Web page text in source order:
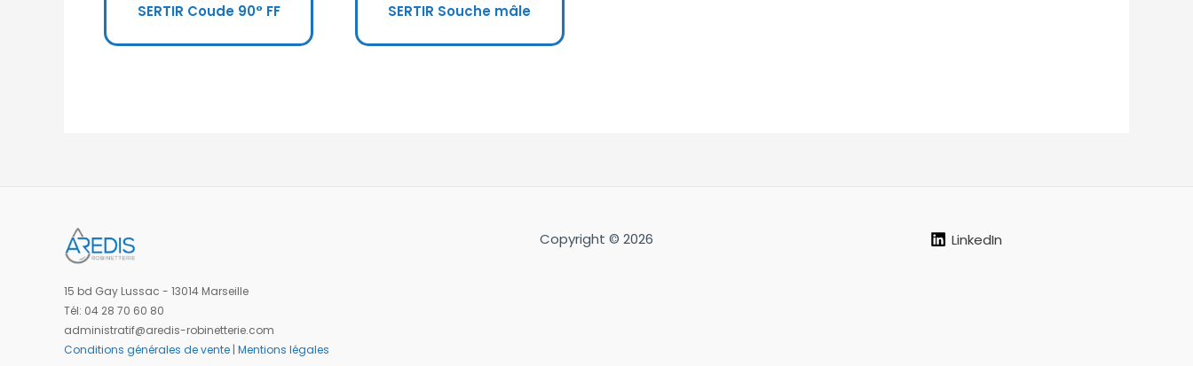
SERTIR Coude 90° FF
SERTIR Souche mâle
15 bd Gay Lussac - 13014 Marseille
Tél: 04 28 70 60 80
administratif@aredis-robinetterie.com
Conditions générales de vente | Mentions légales
Copyright © 2026 LinkedIn